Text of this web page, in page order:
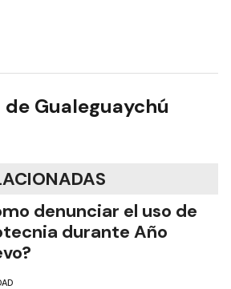
de Gualeguaychú
denunciar el uso de
durante Año